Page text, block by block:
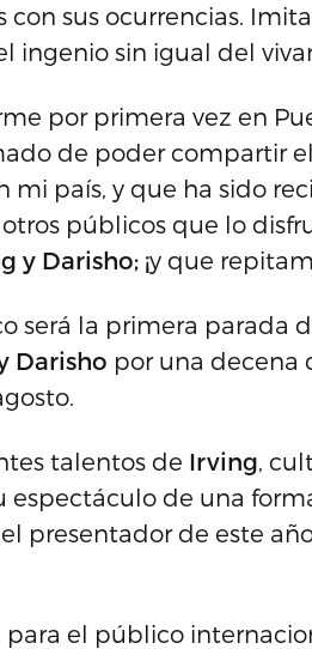
con sus ocurrencias.
ingenio sin igual del
por primera vez en
de poder compartir
mi país, y que ha sido
públicos que lo
y Darisho; ¡y que
será la primera parada
Darisho por una decena
talentos de Irving,
espectáculo de una
presentador de este
para el público